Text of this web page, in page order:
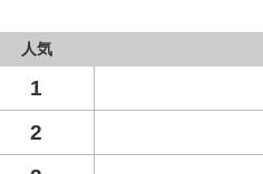
人気
1
2